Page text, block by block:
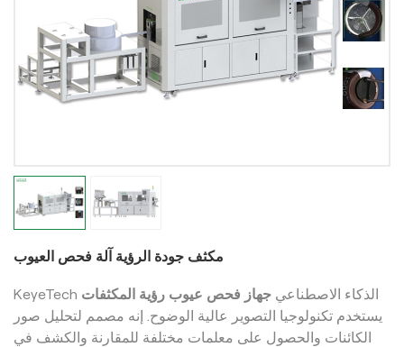
مكثف جودة الرؤية آلة فحص العيوب
KeyeTech الذكاء الاصطناعي جهاز فحص عيوب رؤية المكثفات
يستخدم تكنولوجيا التصوير عالية الوضوح. إنه مصمم لتحليل صور
الكائنات والحصول على معلمات مختلفة للمقارنة والكشف في